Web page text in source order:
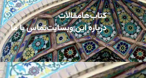
کتاب‌هامقالات
درباره این وبسایتتماس با ما